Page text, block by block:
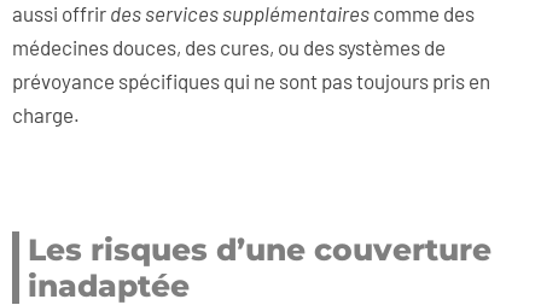
aussi offrir des services supplémentaires comme des
médecines douces, des cures, ou des systèmes de
prévoyance spécifiques qui ne sont pas toujours pris en
charge.
Les risques d’une couverture
inadaptée